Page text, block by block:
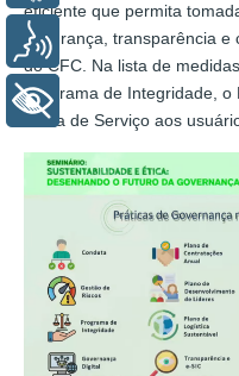
eficiente que permita
segurança, transparência e
do CFC. Na lista de
Programa de Integridade, o
Carta de Serviço aos
Voz
+ Acessibilidade